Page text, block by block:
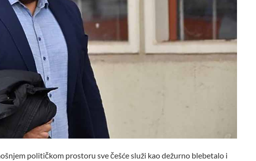
političkom prostoru sve češće služi kao dežurno blebetalo i